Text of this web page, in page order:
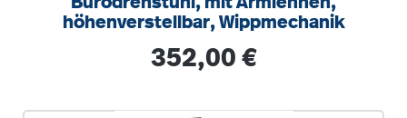
höhenverstellbar, Wippmechanik
Regulärer Preis:
352,00 €